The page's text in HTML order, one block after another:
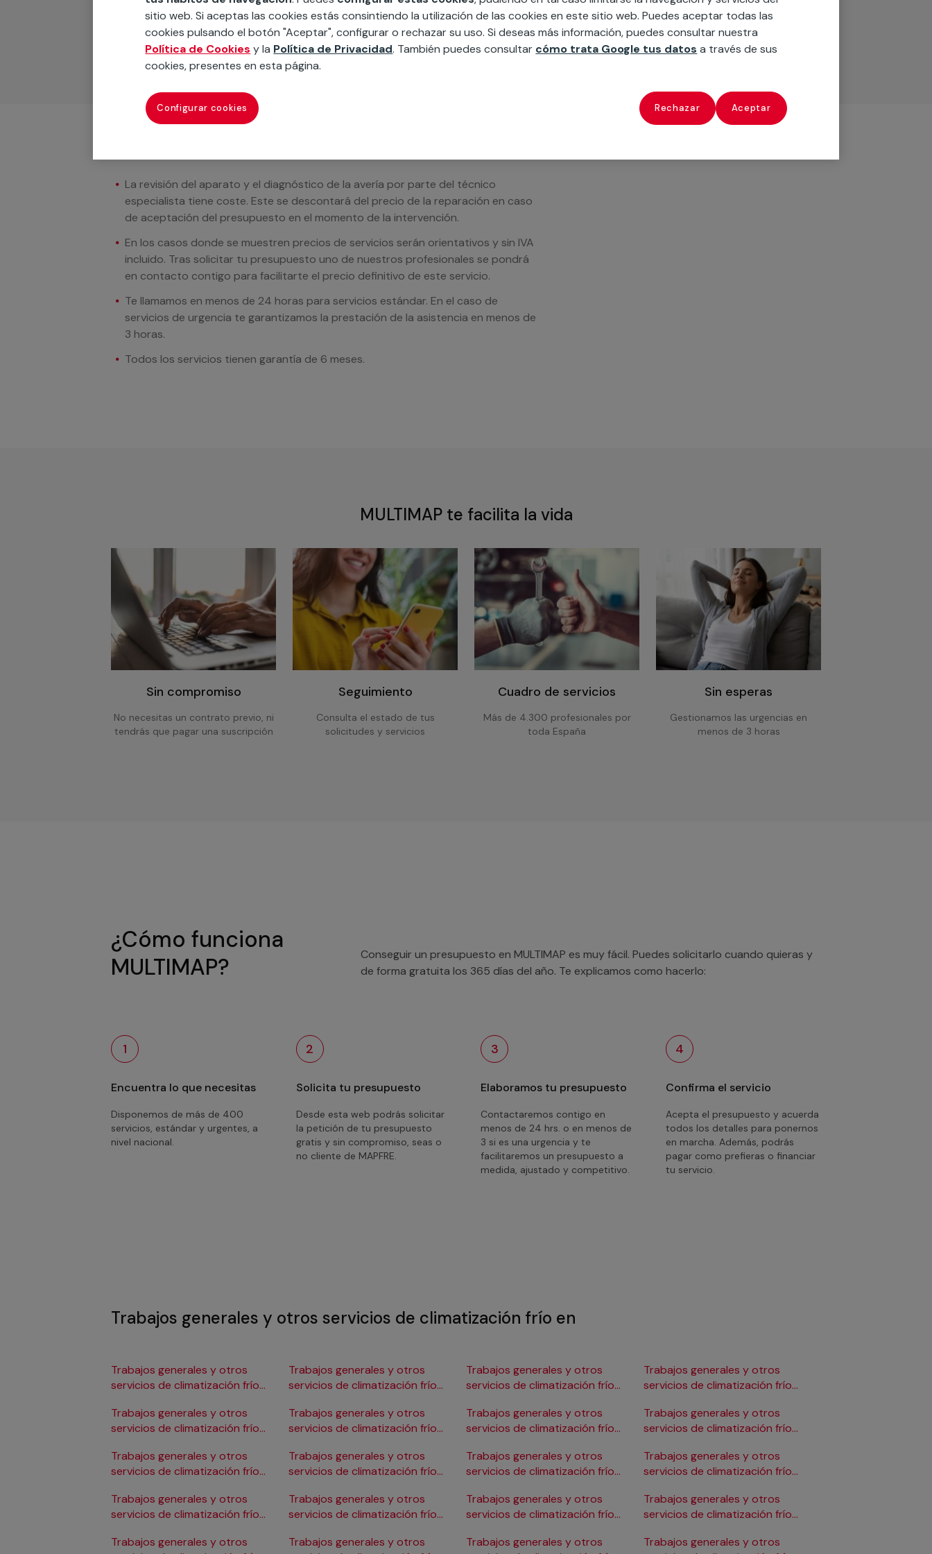
Podemos ofrecer cualquier servicio a medida incluyendo todo lo que necesites:
materiales, equipamientos, electrodomésticos, etc. Cuéntanos que necesitas
cuando te llamemos.
La revisión del aparato y el diagnóstico de la avería por parte del técnico
especialista tiene coste. Este se descontará del precio de la reparación en caso
de aceptación del presupuesto en el momento de la intervención.
En los casos donde se muestren precios de servicios serán orientativos y sin IVA
incluido. Tras solicitar tu presupuesto uno de nuestros profesionales se pondrá
en contacto contigo para facilitarte el precio definitivo de este servicio.
Te llamamos en menos de 24 horas para servicios estándar. En el caso de
servicios de urgencia te garantizamos la prestación de la asistencia en menos de
3 horas.
Todos los servicios tienen garantía de 6 meses.
MULTIMAP te facilita la vida
Sin compromiso
No necesitas un contrato previo, ni
tendrás que pagar una suscripción
Seguimiento
Consulta el estado de tus
solicitudes y servicios
Cuadro de servicios
Más de 4.300 profesionales por
toda España
Sin esperas
Gestionamos las urgencias en
menos de 3 horas
¿Cómo funciona
MULTIMAP?
Conseguir un presupuesto en MULTIMAP es muy fácil. Puedes solicitarlo cuando quieras y
de forma gratuita los 365 días del año. Te explicamos como hacerlo:
1
Encuentra lo que necesitas
Disponemos de más de 400
servicios, estándar y urgentes, a
nivel nacional.
2
Solicita tu presupuesto
Desde esta web podrás solicitar
la petición de tu presupuesto
gratis y sin compromiso, seas o
no cliente de MAPFRE.
3
Elaboramos tu presupuesto
Contactaremos contigo en
menos de 24 hrs. o en menos de
3 si es una urgencia y te
facilitaremos un presupuesto a
medida, ajustado y competitivo.
4
Confirma el servicio
Acepta el presupuesto y acuerda
todos los detalles para ponernos
en marcha. Además, podrás
pagar como prefieras o financiar
tu servicio.
Trabajos generales y otros servicios de climatización frío en
Trabajos generales y otros
servicios de climatización frío
Trabajos generales y otros
servicios de climatización frío
Trabajos generales y otros
servicios de climatización frío
Trabajos generales y otros
servicios de climatización frío
Trabajos generales y otros
Trabajos generales y otros
servicios de climatización frío
Trabajos generales y otros
servicios de climatización frío
Trabajos generales y otros
servicios de climatización frío
Trabajos generales y otros
servicios de climatización frío
Trabajos generales y otros
Trabajos generales y otros
servicios de climatización frío
Trabajos generales y otros
servicios de climatización frío
Trabajos generales y otros
servicios de climatización frío
Trabajos generales y otros
servicios de climatización frío
Trabajos generales y otros
Trabajos generales y otros
servicios de climatización frío
Trabajos generales y otros
servicios de climatización frío
Trabajos generales y otros
servicios de climatización frío
Trabajos generales y otros
servicios de climatización frío
Trabajos generales y otros
sitio web. Si aceptas las cookies estás consintiendo la utilización de las cookies en este sitio web. Puedes aceptar todas las
cookies pulsando el botón "Aceptar", configurar o rechazar su uso. Si deseas más información, puedes consultar nuestra
Política de Cookies y la Política de Privacidad. También puedes consultar cómo trata Google tus datos a través de sus
cookies, presentes en esta página.
Configurar cookies Rechazar Aceptar